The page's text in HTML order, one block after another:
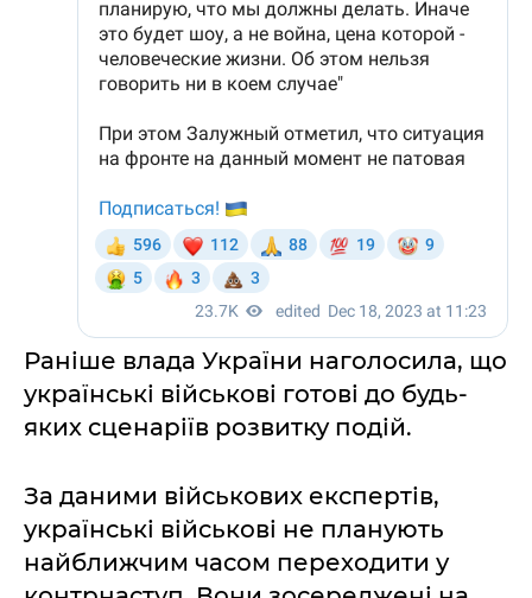
Раніше влада України наголосила, що
українські військові готові до будь-
яких сценаріїв розвитку подій.
За даними військових експертів,
українські військові не планують
найближчим часом переходити у